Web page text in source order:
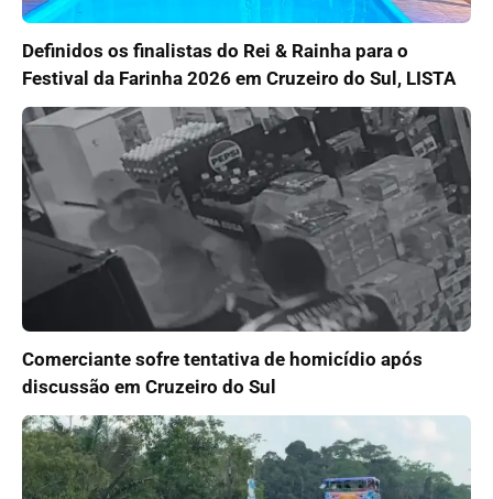
Definidos os finalistas do Rei & Rainha para o
Festival da Farinha 2026 em Cruzeiro do Sul, LISTA
Comerciante sofre tentativa de homicídio após
discussão em Cruzeiro do Sul